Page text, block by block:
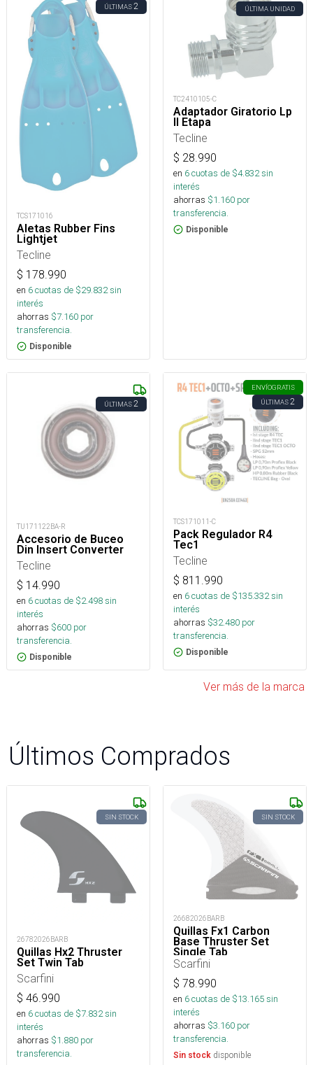
ÚLTIMAS2
TCS171016
Aletas Rubber Fins
Lightjet
Tecline
$ 178.990
en 6cuotas de $29.832sin
interés
ahorras $7.160 por
transferencia.
Disponible
ÚLTIMA UNIDAD
TC2410105-C
Adaptador Giratorio Lp
II Etapa
Tecline
$ 28.990
en 6cuotas de $4.832sin
interés
ahorras $1.160 por
transferencia.
Disponible
ÚLTIMAS2
TU171122BA-R
Accesorio de Buceo
Din Insert Converter
Tecline
$ 14.990
en 6cuotas de $2.498sin
interés
ahorras $600 por
transferencia.
Disponible
ENVÍOGRATIS
ÚLTIMAS2
TCS171011-C
Pack Regulador R4
Tec1
Tecline
$ 811.990
en 6cuotas de $135.332sin
interés
ahorras $32.480 por
transferencia.
Disponible
Ver más de la marca
Últimos Comprados
SIN STOCK
26782026BARB
Quillas Hx2 Thruster
Set Twin Tab
Scarfini
$ 46.990
en 6cuotas de $7.832sin
interés
ahorras $1.880 por
transferencia.
SIN STOCK
26682026BARB
Quillas Fx1 Carbon
Base Thruster Set
Single Tab
Scarfini
$ 78.990
en 6cuotas de $13.165sin
interés
ahorras $3.160 por
transferencia.
Sin stock disponible